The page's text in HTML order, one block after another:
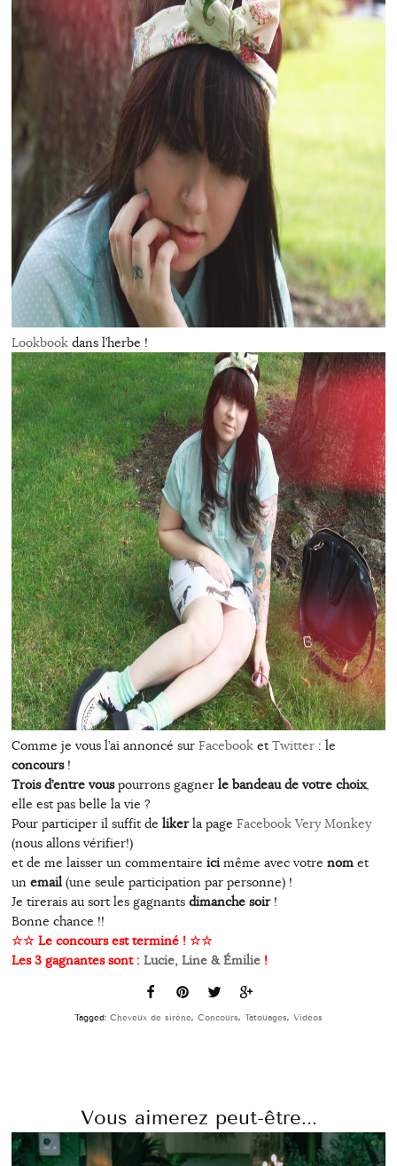
Lookbookdans l’herbe !
Comme je vous l’ai annoncé sur FacebooketTwitter: le
concours!
Trois d’entre vouspourrons gagner le bandeau de votre choix,
elle est pas belle la vie ?
Pour participer il suffit de likerla page Facebook Very Monkey
(nous allons vérifier!)
et de me laisser un commentaire icimême avec votre nomet
un email (une seule participation par personne) !
Je tirerais au sort les gagnants dimanche soir!
Bonne chance !!
☆☆ Le concours est terminé ! ☆☆
Les 3 gagnantes sont : Lucie, Line & Émilie!
Tagged: Cheveux de sirène, Concours, Tatouages, Vidéos
Vous aimerez peut-être...